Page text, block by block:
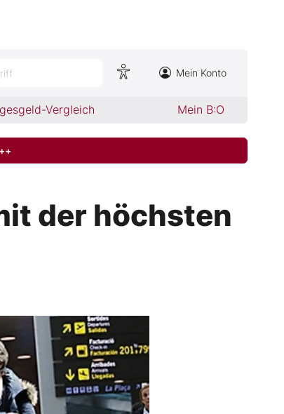
Mein Konto
Vergleich Mein B:O
der höchsten